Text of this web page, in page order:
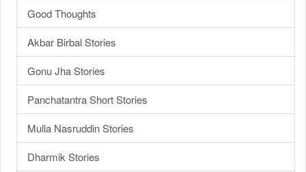
Good Thoughts
Akbar Birbal Stories
Gonu Jha Stories
Panchatantra Short Stories
Mulla Nasruddin Stories
Dharmik Stories